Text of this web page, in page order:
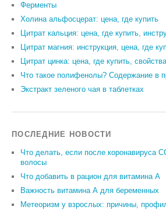
Ферменты
Холина альфосцерат: цена, где купить
Цитрат кальция: цена, где купить,
Цитрат магния: инструкция, цена, где
Цитрат цинка: цена, где купить, свойства
Что такое полифенолы? Содержание в
Экстракт зеленого чая в таблетках
ПОСЛЕДНИЕ НОВОСТИ
Что делать, если после коронавируса
волосы
Что добавить в рацион для витамина А
Важность витамина А для беременных
Метеоризм у взрослых: причины,